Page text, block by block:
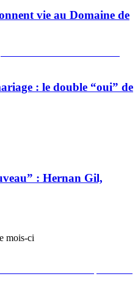
vie au Domaine de
: le double “oui” de
: Hernan Gil,
mois-ci